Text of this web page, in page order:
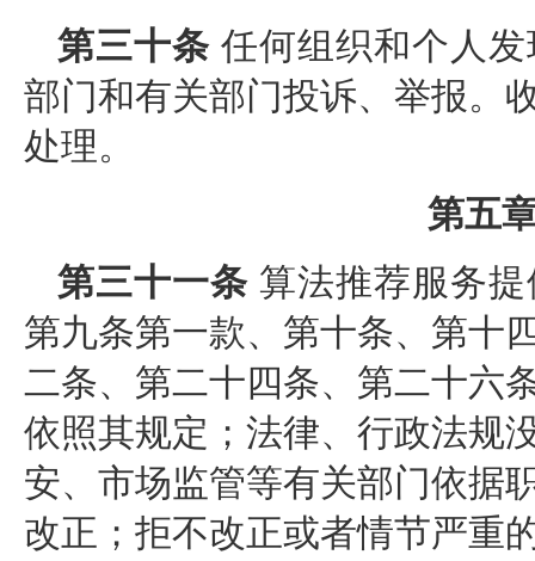
第三十条 任何组织和个人
部门和有关部门投诉、举报。
处理。
第五
第三十一条 算法推荐服务
第九条第一款、第十条、第十
二条、第二十四条、第二十六
依照其规定；法律、行政法规
安、市场监管等有关部门依据
改正；拒不改正或者情节严重